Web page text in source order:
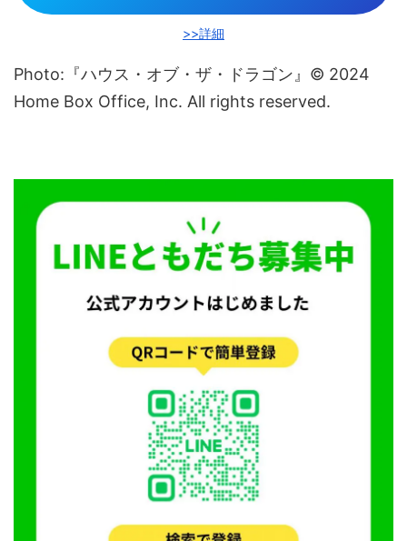
>>詳細
Photo:『ハウス・オブ・ザ・ドラゴン』© 2024
Home Box Office, Inc. All rights reserved.